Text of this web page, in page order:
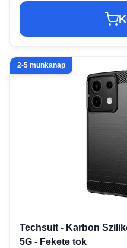
2-5 munkanap
Techsuit - Karbon
5G - Fekete tok